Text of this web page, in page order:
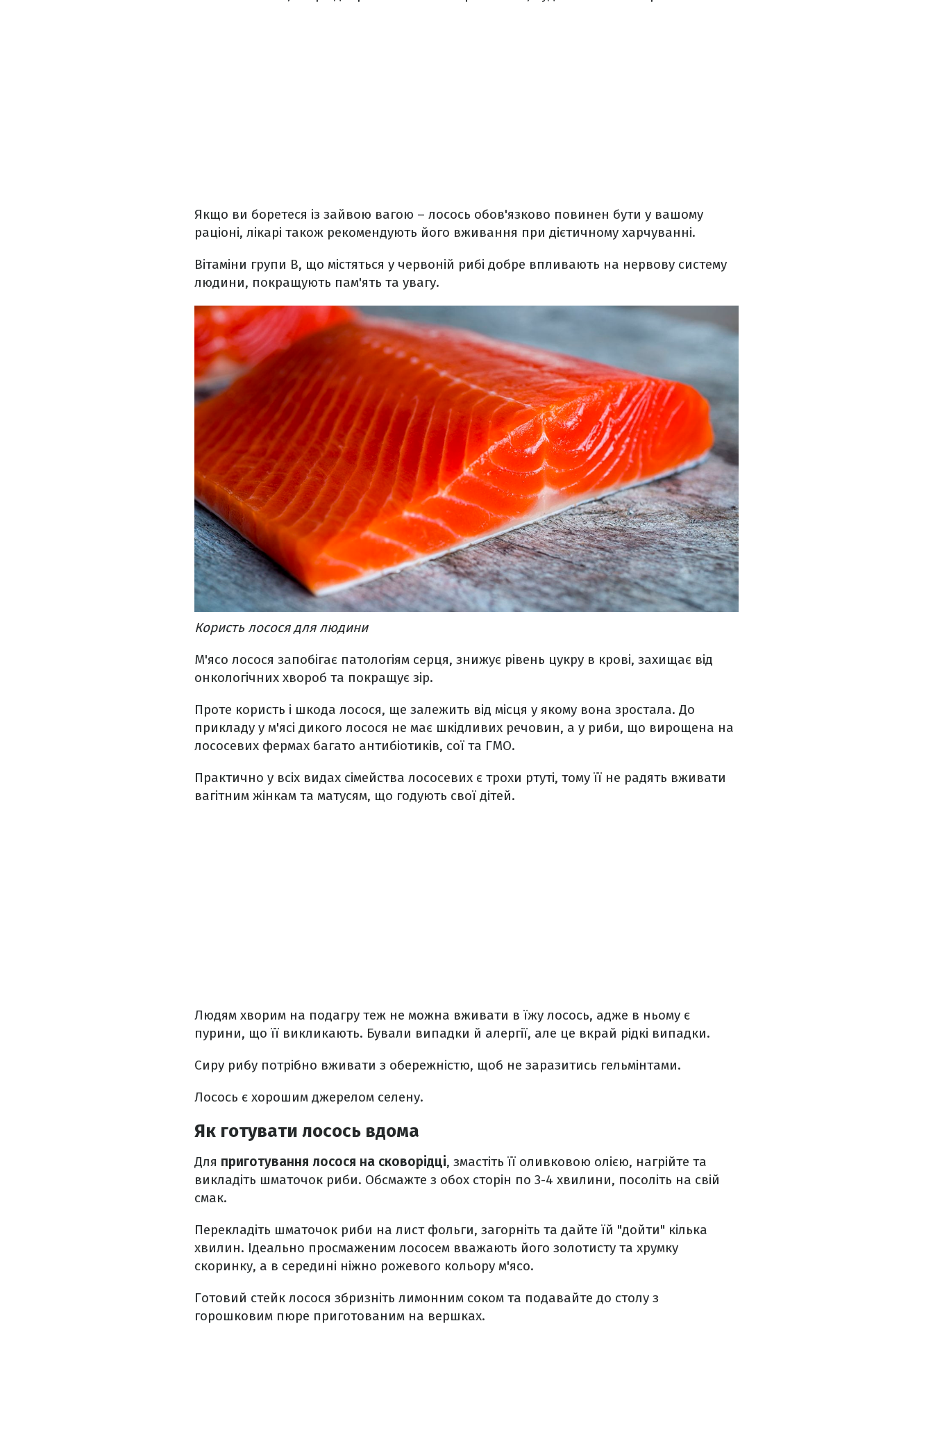
Якщо ви боретеся із зайвою вагою – лосось обов'язково повинен бути у вашому
раціоні, лікарі також рекомендують його вживання при дієтичному харчуванні.
Вітаміни групи В, що містяться у червоній рибі добре впливають на нервову систему
людини, покращують пам'ять та увагу.
Користь лосося для людини
М'ясо лосося запобігає патологіям серця, знижує рівень цукру в крові, захищає від
онкологічних хвороб та покращує зір.
Проте користь і шкода лосося, ще залежить від місця у якому вона зростала. До
прикладу у м'ясі дикого лосося не має шкідливих речовин, а у риби, що вирощена на
лососевих фермах багато антибіотиків, сої та ГМО.
Практично у всіх видах сімейства лососевих є трохи ртуті, тому її не радять вживати
вагітним жінкам та матусям, що годують свої дітей.
Людям хворим на подагру теж не можна вживати в їжу лосось, адже в ньому є
пурини, що її викликають. Бували випадки й алергії, але це вкрай рідкі випадки.
Сиру рибу потрібно вживати з обережністю, щоб не заразитись гельмінтами.
Лосось є хорошим джерелом селену.
Як готувати лосось вдома
Для приготування лосося на сковорідці, змастіть її оливковою олією, нагрійте та
викладіть шматочок риби. Обсмажте з обох сторін по 3-4 хвилини, посоліть на свій
смак.
Перекладіть шматочок риби на лист фольги, загорніть та дайте їй "дойти" кілька
хвилин. Ідеально просмаженим лососем вважають його золотисту та хрумку
скоринку, а в середині ніжно рожевого кольору м'ясо.
Готовий стейк лосося збризніть лимонним соком та подавайте до столу з
горошковим пюре приготованим на вершках.